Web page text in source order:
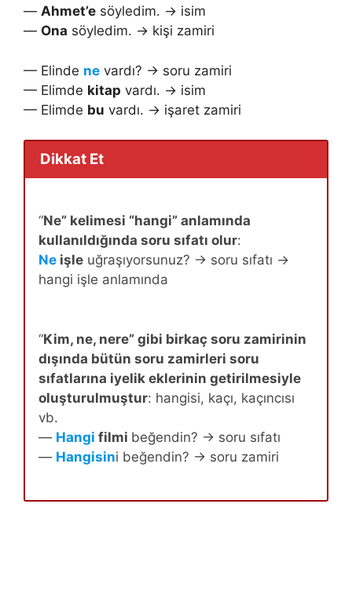
— Ahmet’e söyledim. → isim
— Ona söyledim. → kişi zamiri
— Elinde ne vardı? → soru zamiri
— Elimde kitap vardı. → isim
— Elimde bu vardı. → işaret zamiri
Dikkat Et
“Ne” kelimesi “hangi” anlamında
kullanıldığında soru sıfatı olur:
Ne işle uğraşıyorsunuz? → soru sıfatı →
hangi işle anlamında
“Kim, ne, nere” gibi birkaç soru zamirinin
dışında bütün soru zamirleri soru
sıfatlarına iyelik eklerinin getirilmesiyle
oluşturulmuştur: hangisi, kaçı, kaçıncısı
vb.
— Hangi filmi beğendin? → soru sıfatı
— Hangisini beğendin? → soru zamiri